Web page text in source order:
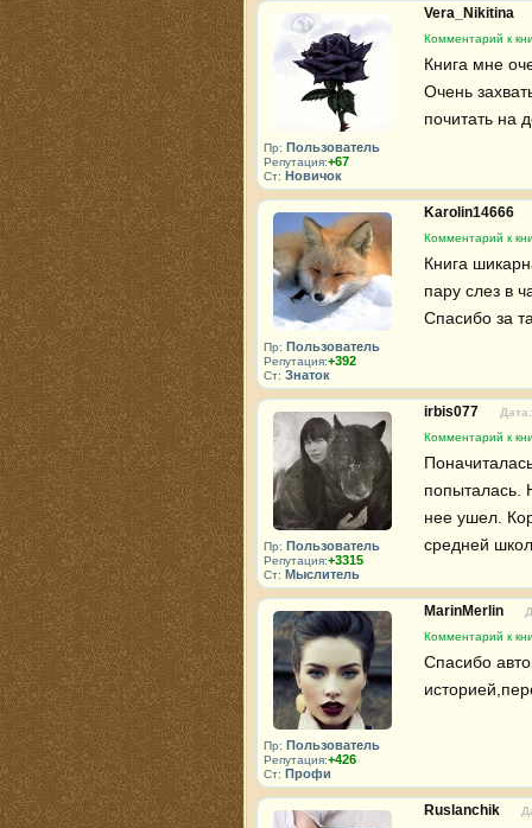
Пр: Пользователь
Репутация:+67
Ст: Новичок
Vera_Nikitina
Комментарий к
Книга мне
Очень
почитать на
Пр: Пользователь
Репутация:+392
Ст: Знаток
Karolin14666
Комментарий к
Книга
пару слез в
Спасибо за
Пр: Пользователь
Репутация:+3315
Ст: Мыслитель
irbis077
Комментарий к
попыталась.
нее ушел.
средней
Пр: Пользователь
Репутация:+426
Ст: Профи
MarinMerlin
Комментарий к
Спасибо
Ruslanchik